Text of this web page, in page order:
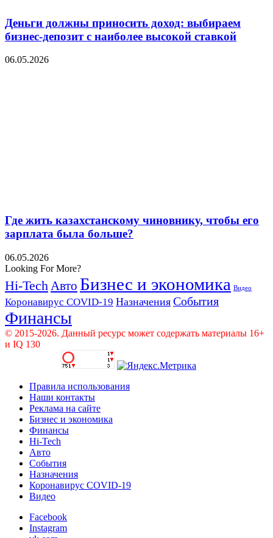
Деньги должны приносить доход: выбираем
бизнес-депозит с наиболее высокой ставкой
06.05.2026
Где жить казахстанскому чиновнику, чтобы его
зарплата была больше?
06.05.2026
Looking For More?
Hi-Tech Авто Бизнес и экономика Видео
Коронавирус COVID-19 Назначения События
Финансы
© 2015-2026. Данный ресурс может содержать материалы 16+
и IQ 130
Правила использования
Наши контакты
Реклама на сайте
Бизнес и экономика
Финансы
Hi-Tech
Авто
События
Назначения
Коронавирус COVID-19
Видео
Facebook
Instagram